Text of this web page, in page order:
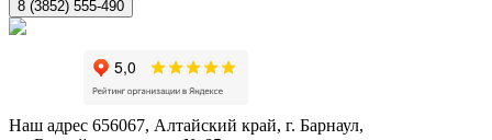
8 (3852) 555-490
Наш адрес 656067, Алтайский край, г. Барнаул,